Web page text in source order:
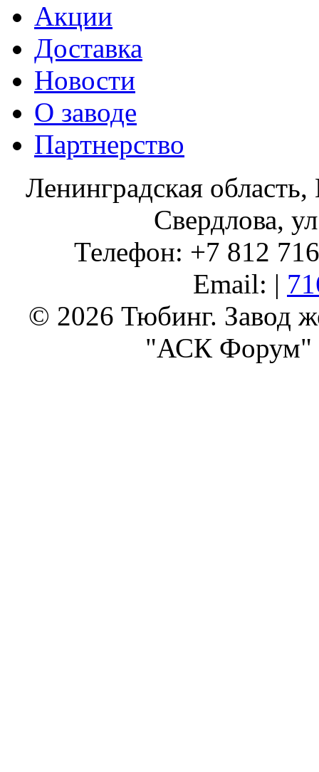
Акции
Доставка
Новости
О заводе
Партнерство
Ленинградская
Свердлова,
Телефон: +7 812
Email: |
© 2026 Тюбинг. Завод
"АСК Форум"